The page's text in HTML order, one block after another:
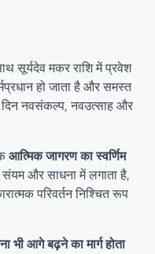
सूर्यदेव मकर राशि में प्रवेश
हो जाता है और समस्त
नवसंकल्प, नवउत्साह और
आत्मिक जागरण का स्वर्णिम
और साधना में लगाता है,
परिवर्तन निश्चित रूप
आगे बढ़ने का मार्ग होता